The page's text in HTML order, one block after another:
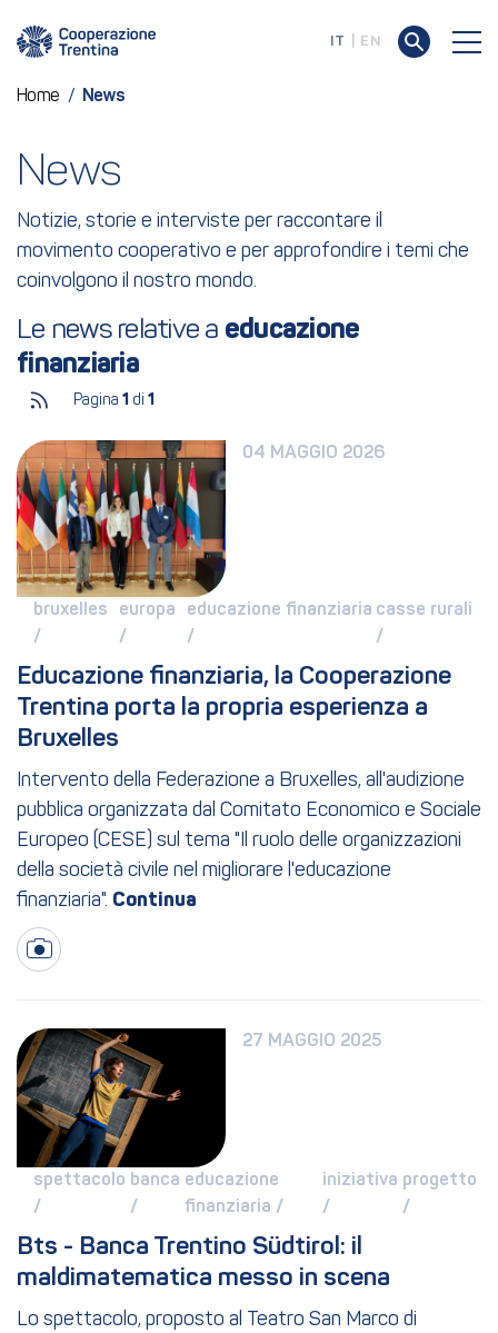
IT EN
Home / News
News
Notizie, storie e interviste per raccontare il
movimento cooperativo e per approfondire i temi che
coinvolgono il nostro mondo.
Le news relative a educazione
finanziaria
Pagina 1 di 1
04 MAGGIO 2026
bruxelles
/
europa
/
educazione finanziaria
/
casse rurali
/
Educazione finanziaria, la Cooperazione
Trentina porta la propria esperienza a
Bruxelles
Intervento della Federazione a Bruxelles, all'audizione
pubblica organizzata dal Comitato Economico e Sociale
Europeo (CESE) sul tema "Il ruolo delle organizzazioni
della società civile nel migliorare l'educazione
finanziaria".
27 MAGGIO 2025
spettacolo
/
banca
/
educazione
finanziaria /
iniziativa
/
progetto
/
Bts - Banca Trentino Südtirol: il
maldimatematica messo in scena
Lo spettacolo, proposto al Teatro San Marco di